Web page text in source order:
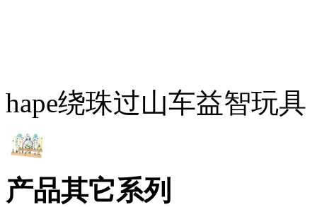
hape绕珠过山车益智玩具
产品其它系列